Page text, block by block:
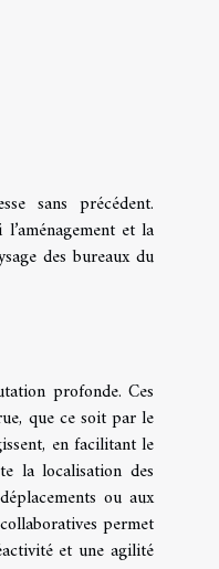
sans précédent.
et la
des bureaux du
profonde. Ces
que ce soit par le
en facilitant le
la localisation des
ou aux
permet
et une agilité